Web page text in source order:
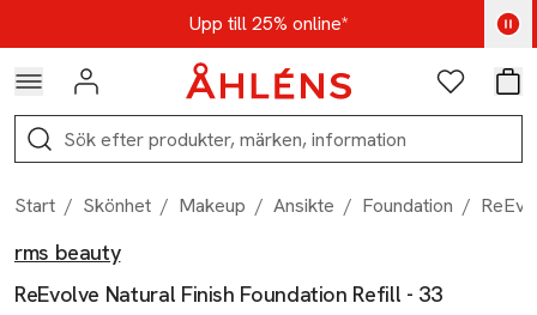
Hoppa till navigationsmenynUpp till 25% online*
Kod: AUG25 - Shoppa nu
Logga in Favoriter
Sök
Start / Skönhet / Makeup / Ansikte / Foundation /
Produktbilder
Hoppa över bildspelet
rms beauty
ReEvolve Natural Finish Foundation Refill - 33
Produktinformation